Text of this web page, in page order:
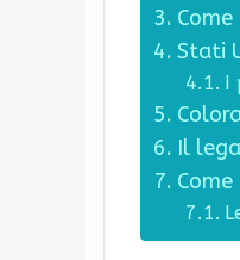
Stati
Il